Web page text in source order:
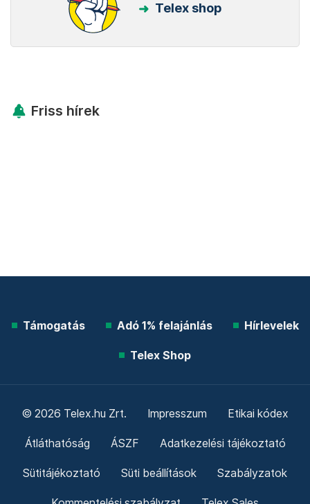
Telex shop
Friss hírek
Támogatás Adó 1% felajánlás Hírlevelek
Telex Shop
© 2026 Telex.hu Zrt. Impresszum Etikai kódex
Átláthatóság ÁSZF Adatkezelési tájékoztató
Sütitájékoztató Süti beállítások Szabályzatok